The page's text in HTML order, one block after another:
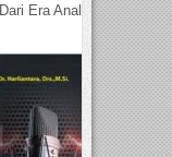
Era Analog